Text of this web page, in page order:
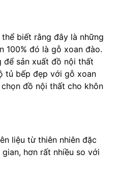
biết rằng đây là những
100% đó là gỗ xoan đào.
để sản xuất đồ nội thất
tủ bếp đẹp với gỗ xoan
đồ nội thất cho khôn
liệu từ thiên nhiên đặc
hơn rất nhiều so với